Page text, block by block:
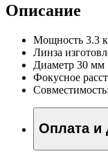
Описание
Мощность 3.3
Линза
Диаметр 30 мм
Фокусное
Оплата и